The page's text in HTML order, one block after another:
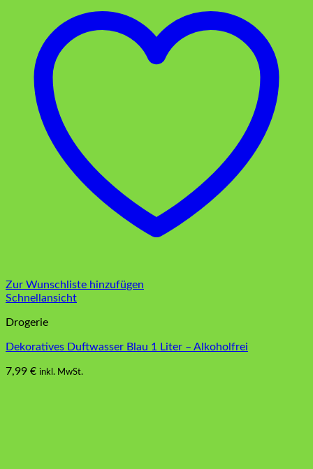
Zur Wunschliste hinzufügen
Schnellansicht
Drogerie
Dekoratives Duftwasser Blau 1 Liter – Alkoholfrei
7,99 € inkl. MwSt.